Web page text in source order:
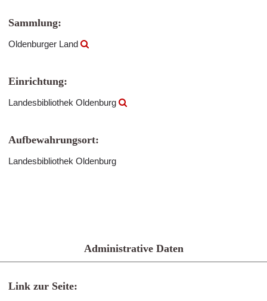
Sammlung:
Oldenburger Land
Einrichtung:
Landesbibliothek Oldenburg
Aufbewahrungsort:
Landesbibliothek Oldenburg
Administrative Daten
Link zur Seite: